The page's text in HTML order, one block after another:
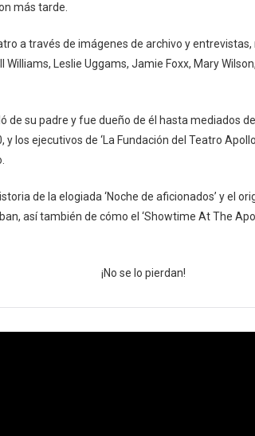
más tarde.
a través de imágenes de archivo y
Leslie Uggams, Jamie Foxx, Mary
de su padre y fue dueño de él hasta mediados
y los ejecutivos de ‘La Fundación del Teatro
de la elogiada ‘Noche de aficionados’ y el
así también de cómo el ‘Showtime At The
¡No se lo pierdan!